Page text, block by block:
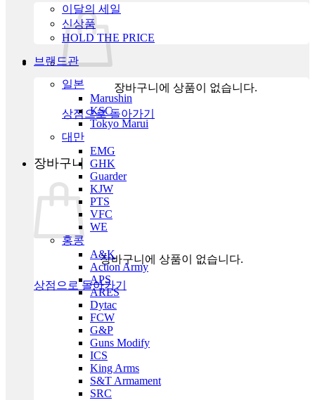
장바구니에 상품이 없습니다.
상점으로 돌아가기
장바구니
장바구니에 상품이 없습니다.
상점으로 돌아가기
이달의 세일
신상품
HOLD THE PRICE
브랜드관
일본
Marushin
KSC
Tokyo Marui
대만
EMG
GHK
Guarder
KJW
PTS
VFC
WE
홍콩
A&K
Action Army
APS
ARES
Dytac
FCW
G&P
Guns Modify
ICS
King Arms
S&T Armament
SRC